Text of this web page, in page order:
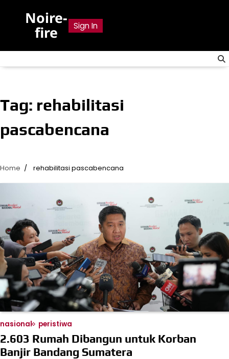
Noire-
fire
Sign In
Tag: rehabilitasi
pascabencana
Home rehabilitasi pascabencana
nasional peristiwa
2.603 Rumah Dibangun untuk Korban
Banjir Bandang Sumatera